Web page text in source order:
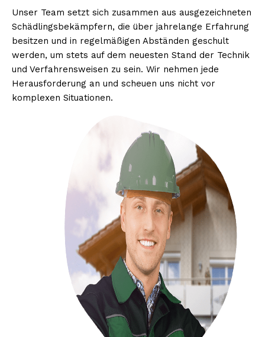
Unser Team setzt sich zusammen aus ausgezeichneten
Schädlingsbekämpfern, die über jahrelange Erfahrung
besitzen und in regelmäßigen Abständen geschult
werden, um stets auf dem neuesten Stand der Technik
und Verfahrensweisen zu sein. Wir nehmen jede
Herausforderung an und scheuen uns nicht vor
komplexen Situationen.